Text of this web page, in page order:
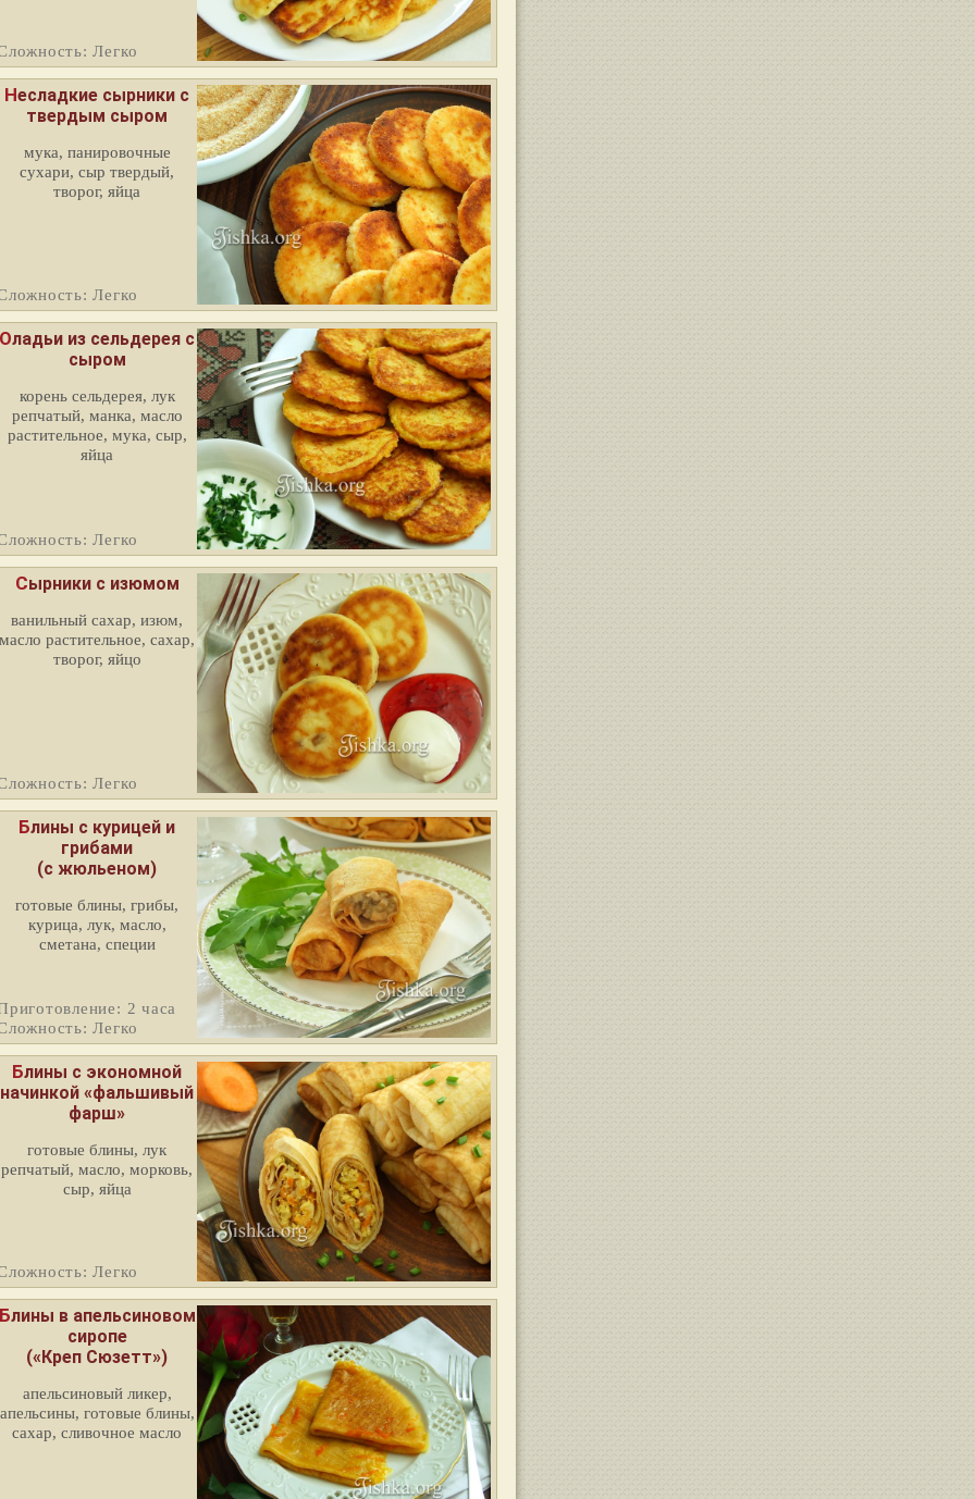
Легко
Несладкие сырники с
твердым сыром
мука, панировочные
сухари, сыр твердый,
творог, яйца
Легко
Оладьи из сельдерея с
сыром
корень сельдерея, лук
репчатый, манка, масло
растительное, мука, сыр,
яйца
Легко
Сырники с изюмом
ванильный сахар, изюм,
масло растительное, сахар,
творог, яйцо
Легко
Блины с курицей и
грибами
(с жюльеном)
готовые блины, грибы,
курица, лук, масло,
сметана, специи
2 часа
Легко
Блины с экономной
начинкой «фальшивый
фарш»
готовые блины, лук
репчатый, масло, морковь,
сыр, яйца
Легко
сиропе
(«Креп Сюзетт»)
апельсиновый ликер,
апельсины, готовые блины,
сахар, сливочное масло